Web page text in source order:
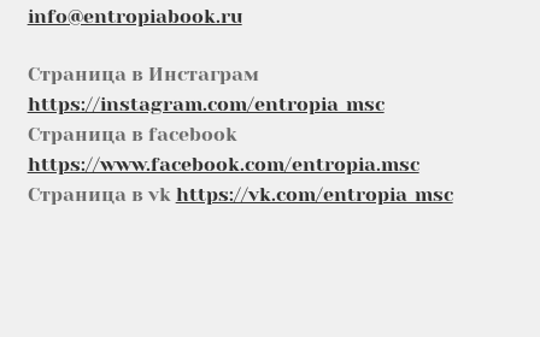
info@entropiabook.ru
Страница в Инстаграм
https://instagram.com/entropia_msc
Страница в facebook
https://www.facebook.com/entropia.msc
Страница в vk https://vk.com/entropia_msc